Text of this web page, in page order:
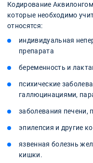
Кодирование
которые необходимо
относятся:
индивидуальная
препарата
беременность и
психические
галлюцинациями,
заболевания печени,
эпилепсия и другие
язвенная болезнь
кишки.